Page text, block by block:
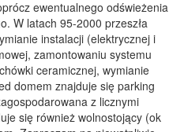
ewentualnego odświeżenia
W latach 95-2000 przeszła
instalacji (elektrycznej i
zamontowaniu systemu
ceramicznej, wymianie
domem znajduje się parking
z licznymi
się również wolnostojący (ok